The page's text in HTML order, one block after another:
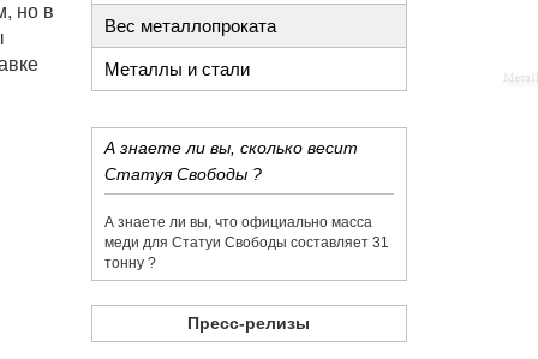
но в
Вес металлопроката
Металлы и стали
​А знаете ли вы, сколько весит
Статуя Свободы ?
​А знаете ли вы, что официально масса
меди для Статуи Свободы составляет 31
тонну ?
Пресс-релизы